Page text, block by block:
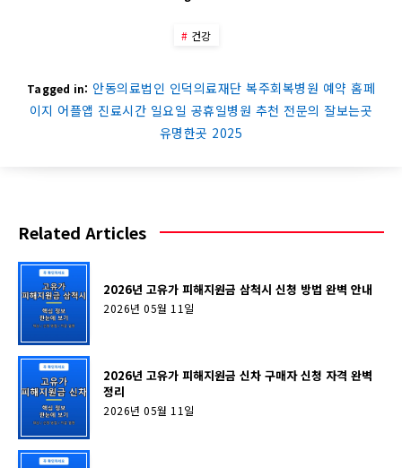
건강
Tagged in: 안동의료법인 인덕의료재단 복주회복병원 예약 홈페
이지 어플앱 진료시간 일요일 공휴일병원 추천 전문의 잘보는곳
유명한곳 2025
Related Articles
2026년 고유가 피해지원금 삼척시 신청 방법 완벽 안내
2026년 05월 11일
2026년 고유가 피해지원금 신차 구매자 신청 자격 완벽
정리
2026년 05월 11일